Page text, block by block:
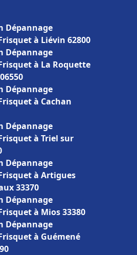
Dépannage
à Liévin 62800
Dépannage
à La Roquette
Dépannage
à Cachan
Dépannage
à Triel sur
Dépannage
à Artigues
33370
Dépannage
à Mios 33380
Dépannage
à Guémené